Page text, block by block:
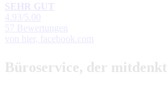
SEHR GUT
4.93 /5.00
57 Bewertungen
von hier, facebook.com
Büroservice, der mitdenkt